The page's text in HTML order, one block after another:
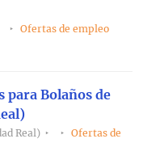
Ofertas de empleo
Bolaños de
Real)
Ofertas de